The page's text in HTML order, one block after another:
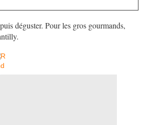
déguster. Pour les gros gourmands,